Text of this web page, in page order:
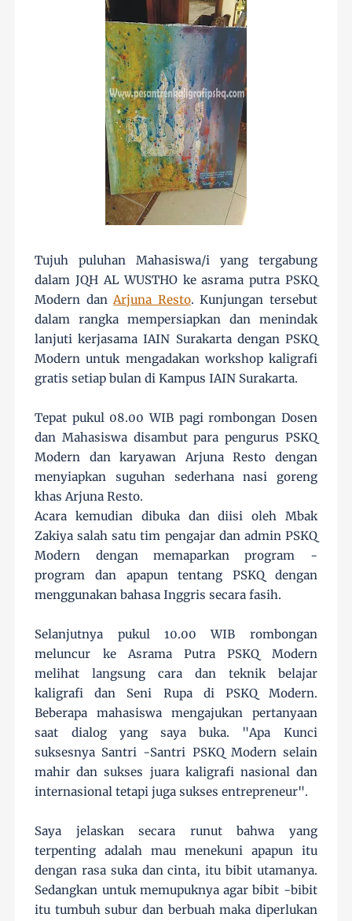
Tujuh puluhan Mahasiswa/i yang tergabung
dalam JQH AL WUSTHO ke asrama putra PSKQ
Modern danArjuna Resto. Kunjungan tersebut
dalam rangka mempersiapkan dan menindak
lanjuti kerjasama IAIN Surakarta dengan PSKQ
Modern untuk mengadakan workshop kaligrafi
gratis setiap bulan di Kampus IAIN Surakarta.
Tepat pukul 08.00 WIB pagi rombongan Dosen
dan Mahasiswa disambut para pengurus PSKQ
Modern dan karyawan Arjuna Resto dengan
menyiapkan suguhan sederhana nasi goreng
khas Arjuna Resto.
Acara kemudian dibuka dan diisi oleh Mbak
Zakiya salah satu tim pengajar dan admin PSKQ
Modern dengan memaparkan program -
program dan apapun tentang PSKQ dengan
menggunakan bahasa Inggris secara fasih.
Selanjutnya pukul 10.00 WIB rombongan
meluncur ke Asrama Putra PSKQ Modern
melihat langsung cara dan teknik belajar
kaligrafi dan Seni Rupa di PSKQ Modern.
Beberapa mahasiswa mengajukan pertanyaan
saat dialog yang saya buka. "Apa Kunci
suksesnya Santri -Santri PSKQ Modern selain
mahir dan sukses juara kaligrafi nasional dan
internasional tetapi juga sukses entrepreneur".
Saya jelaskan secara runut bahwa yang
terpenting adalah mau menekuni apapun itu
dengan rasa suka dan cinta, itu bibit utamanya.
Sedangkan untuk memupuknya agar bibit -bibit
itu tumbuh subur dan berbuah maka diperlukan